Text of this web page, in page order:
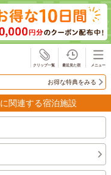
お得な特典をみる
に関連する宿泊施設